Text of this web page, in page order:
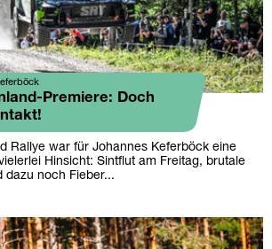
Premiere: Doch
Rallye war für Johannes Keferböck eine
Hinsicht: Sintflut am Freitag, brutale
dazu noch Fieber...